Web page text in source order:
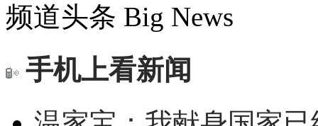
频道头条 Big News
手机上看新闻